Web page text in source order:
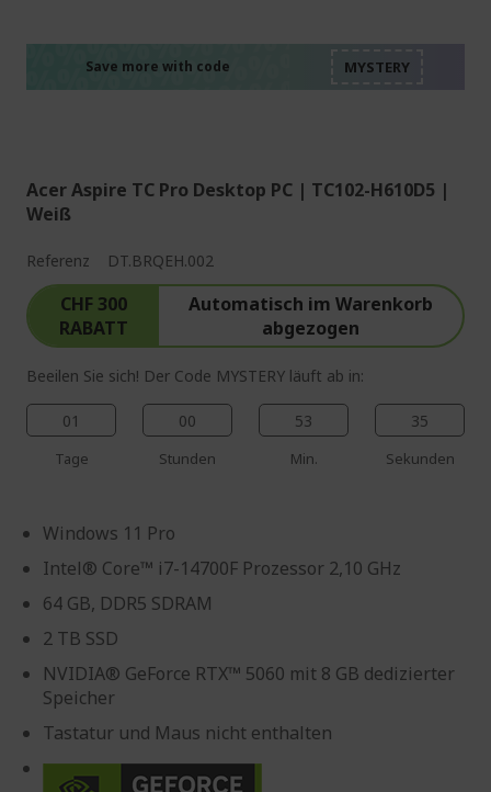
Save more with code
Acer Aspire TC Pro Desktop PC | TC102-H610D5 |
Weiß
Referenz DT.BRQEH.002
CHF 300
RABATT
Automatisch im Warenkorb
abgezogen
Beeilen Sie sich! Der Code MYSTERY läuft ab in:
01
Tage
00
Stunden
53
Min.
34
Sekunden
Windows 11 Pro
Intel® Core™ i7-14700F Prozessor 2,10 GHz
64 GB, DDR5 SDRAM
2 TB SSD
NVIDIA® GeForce RTX™ 5060 mit 8 GB dedizierter
Speicher
Tastatur und Maus nicht enthalten